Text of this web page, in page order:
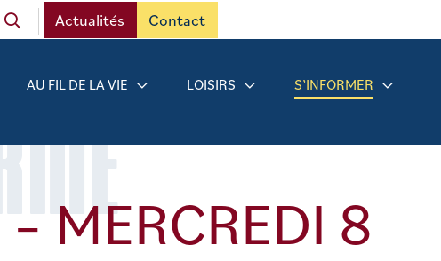
Contact
Actualités
AU FIL DE LA VIE LOISIRS S’INFORMER
MERCREDI 8